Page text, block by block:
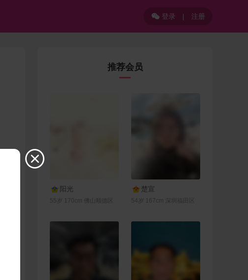
登录 | 注册
推荐会员
阳光
55岁 170cm 佛山顺德区
楚宣
54岁 167cm 深圳福田区
